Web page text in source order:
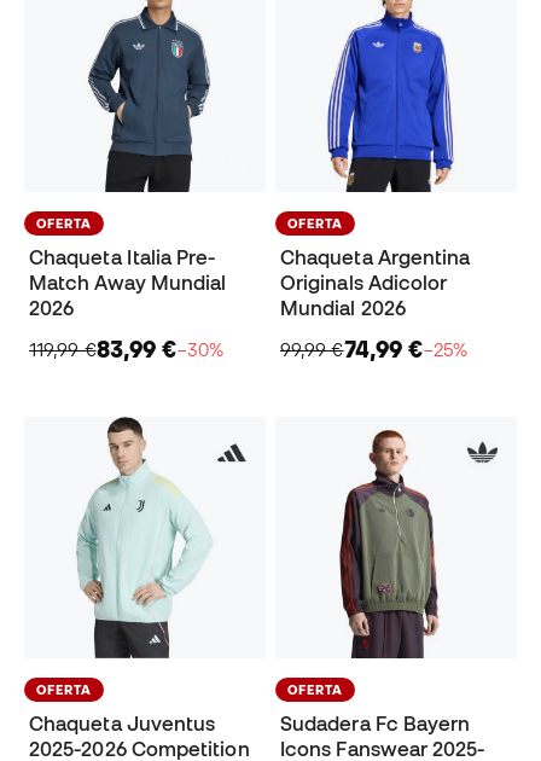
OFERTA
Chaqueta Italia Pre-
Match Away Mundial
2026
119,99 €83,99 €−30%
OFERTA
Chaqueta Argentina
Originals Adicolor
Mundial 2026
99,99 €74,99 €−25%
OFERTA
Chaqueta Juventus
2025-2026 Competition
OFERTA
Sudadera Fc Bayern
Icons Fanswear 2025-